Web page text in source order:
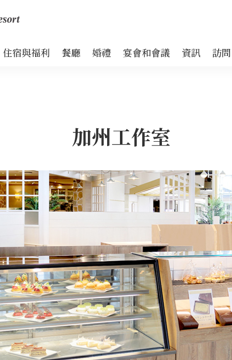
住宿與福利 餐廳 婚禮 宴會和會議 資訊 訪問
加州工作室